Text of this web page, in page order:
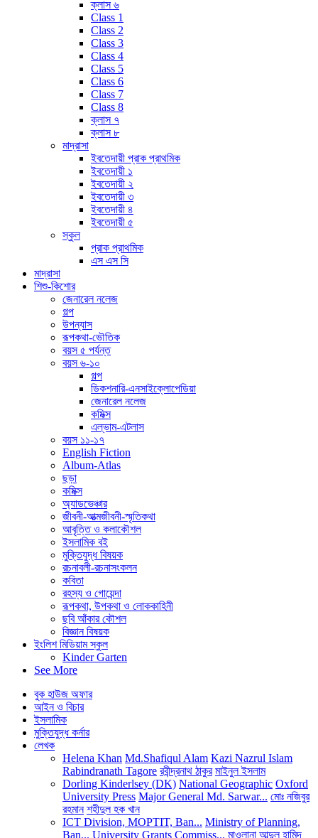
ক্লাস ৬
Class 1
Class 2
Class 3
Class 4
Class 5
Class 6
Class 7
Class 8
ক্লাস ৭
ক্লাস ৮
মাদ্রাসা
ইবতেদায়ী প্রাক প্রাথমিক
ইবতেদায়ী ১
ইবতেদায়ী ২
ইবতেদায়ী ৩
ইবতেদায়ী ৪
ইবতেদায়ী ৫
স্কুল
প্রাক প্রাথমিক
এস এস সি
মাদ্রাসা
শিশু-কিশোর
জেনারেল নলেজ
গল্প
উপন্যাস
রূপকথা-ভৌতিক
বয়স ৫ পর্যন্ত
বয়স ৬-১০
গল্প
ডিকশনারি-এনসাইক্লোপেডিয়া
জেনারেল নলেজ
কমিক্স
এল্ভাম-এটলাস
বয়স ১১-১৭
English Fiction
Album-Atlas
ছড়া
কমিক্স
অ্যাডভেঞ্চার
জীবনী-আত্মজীবনী-স্মৃতিকথা
আবৃত্তি ও কলাকৌশল
ইসলামিক বই
মুক্তিযুদ্ধ বিষয়ক
রচনাবলী-রচনাসংকলন
কবিতা
রহস্য ও গোয়েন্দা
রূপকথা, উপকথা ও লোককাহিনী
ছবি আঁকার কৌশল
বিজ্ঞান বিষয়ক
ইংলিশ মিডিয়াম স্কুল
Kinder Garten
See More
বুক হাউজ অফার
আইন ও বিচার
ইসলামিক
মুক্তিযুদ্ধ কর্নার
লেখক
Helena Khan Md.Shafiqul Alam Kazi Nazrul Islam
Rabindranath Tagore রবীন্দ্রনাথ ঠাকুর মাইনুল ইসলাম
Dorling Kinderlsey (DK) National Geographic Oxford
University Press Major General Md. Sarwar... মোঃ নজিবুর
রহমান শহীদুল হক খান
ICT Division, MOPTIT, Ban... Ministry of Planning,
Ban... University Grants Commiss... মাওলানা আব্দুল হামিদ